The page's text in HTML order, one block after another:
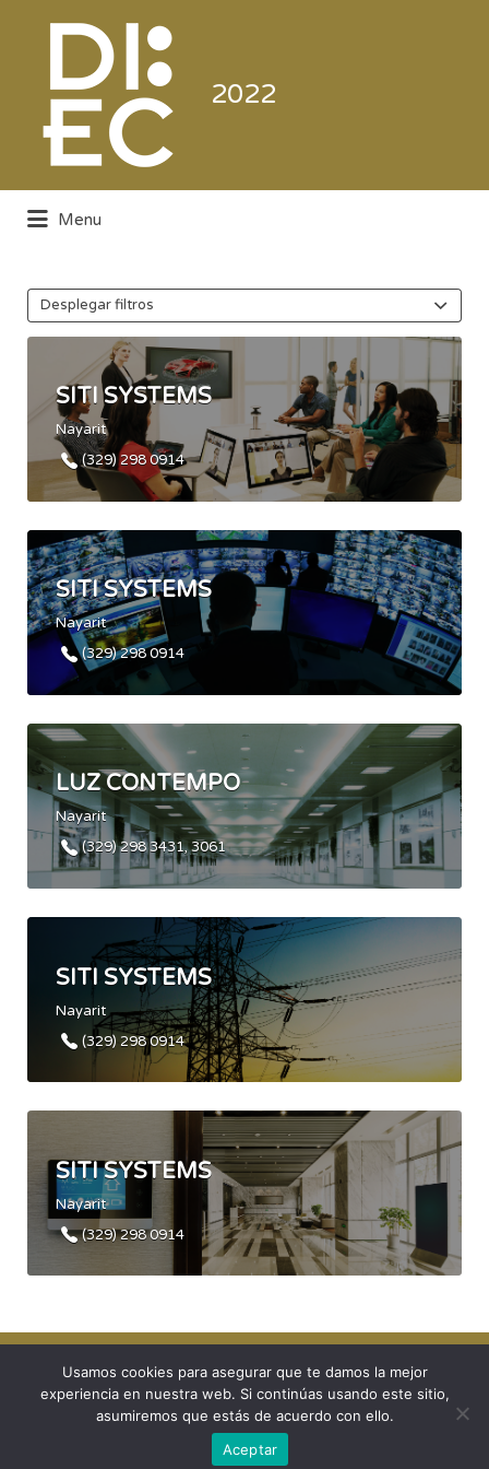
2022
Buscar
Menu
Desplegar filtros
SITI SYSTEMS
Nayarit
(329) 298 0914
SITI SYSTEMS
Nayarit
(329) 298 0914
LUZ CONTEMPO
Nayarit
(329) 298 3431, 3061
SITI SYSTEMS
Nayarit
(329) 298 0914
SITI SYSTEMS
Nayarit
(329) 298 0914
Directorio DI:EC © 2021. Todos los derechos reservados.
Políticas de privacidad
Usamos cookies para asegurar que te damos la mejor
experiencia en nuestra web. Si continúas usando este sitio,
asumiremos que estás de acuerdo con ello.
Aceptar